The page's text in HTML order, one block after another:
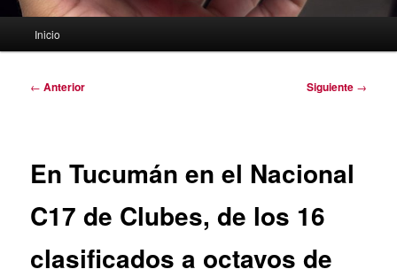
Inicio
Navegación
← Anterior Siguiente →
En Tucumán en el Nacional
C17 de Clubes, de los 16
clasificados a octavos de